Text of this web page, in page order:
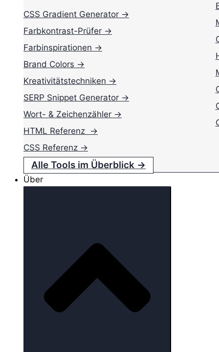
CSS Gradient Generator →
Farbkontrast-Prüfer →
Farbinspirationen →
Brand Colors →
Kreativitätstechniken →
SERP Snippet Generator →
Wort- & Zeichenzähler →
HTML Referenz →
CSS Referenz →
Alle Tools im Überblick →
Über